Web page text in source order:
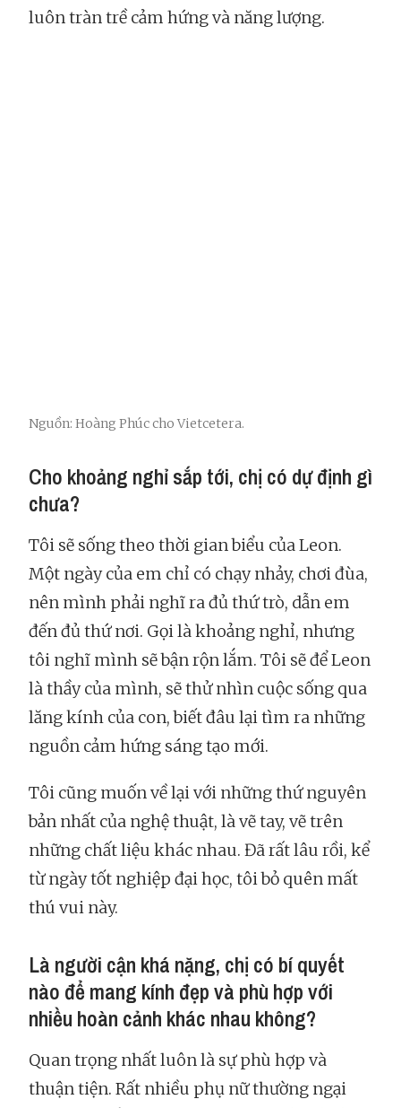
luôn tràn trề cảm hứng và năng lượng.
Nguồn: Hoàng Phúc cho Vietcetera.
Cho khoảng nghỉ sắp tới, chị có dự định gì
chưa?
Tôi sẽ sống theo thời gian biểu của Leon.
Một ngày của em chỉ có chạy nhảy, chơi đùa,
nên mình phải nghĩ ra đủ thứ trò, dẫn em
đến đủ thứ nơi. Gọi là khoảng nghỉ, nhưng
tôi nghĩ mình sẽ bận rộn lắm. Tôi sẽ để Leon
là thầy của mình, sẽ thử nhìn cuộc sống qua
lăng kính của con, biết đâu lại tìm ra những
nguồn cảm hứng sáng tạo mới.
Tôi cũng muốn về lại với những thứ nguyên
bản nhất của nghệ thuật, là vẽ tay, vẽ trên
những chất liệu khác nhau. Đã rất lâu rồi, kể
từ ngày tốt nghiệp đại học, tôi bỏ quên mất
thú vui này.
Là người cận khá nặng, chị có bí quyết
nào để mang kính đẹp và phù hợp với
nhiều hoàn cảnh khác nhau không?
Quan trọng nhất luôn là sự phù hợp và
thuận tiện. Rất nhiều phụ nữ thường ngại